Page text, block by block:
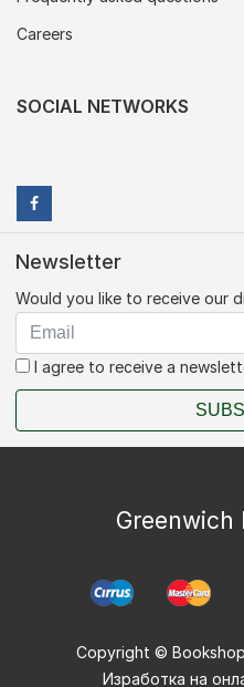
Careers
SOCIAL NETWORKS
Newsletter
Would you like to receive our
I agree to receive a
Greenwich
Copyright ©
Изработка на